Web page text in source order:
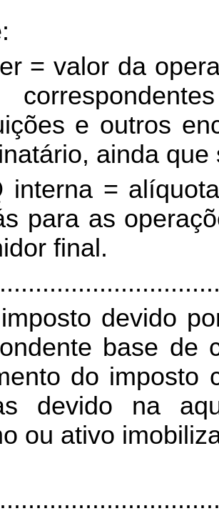
= valor da
e outros
ainda
interna =
para as
final.
devido
base de
do imposto
devido na
ou ativo